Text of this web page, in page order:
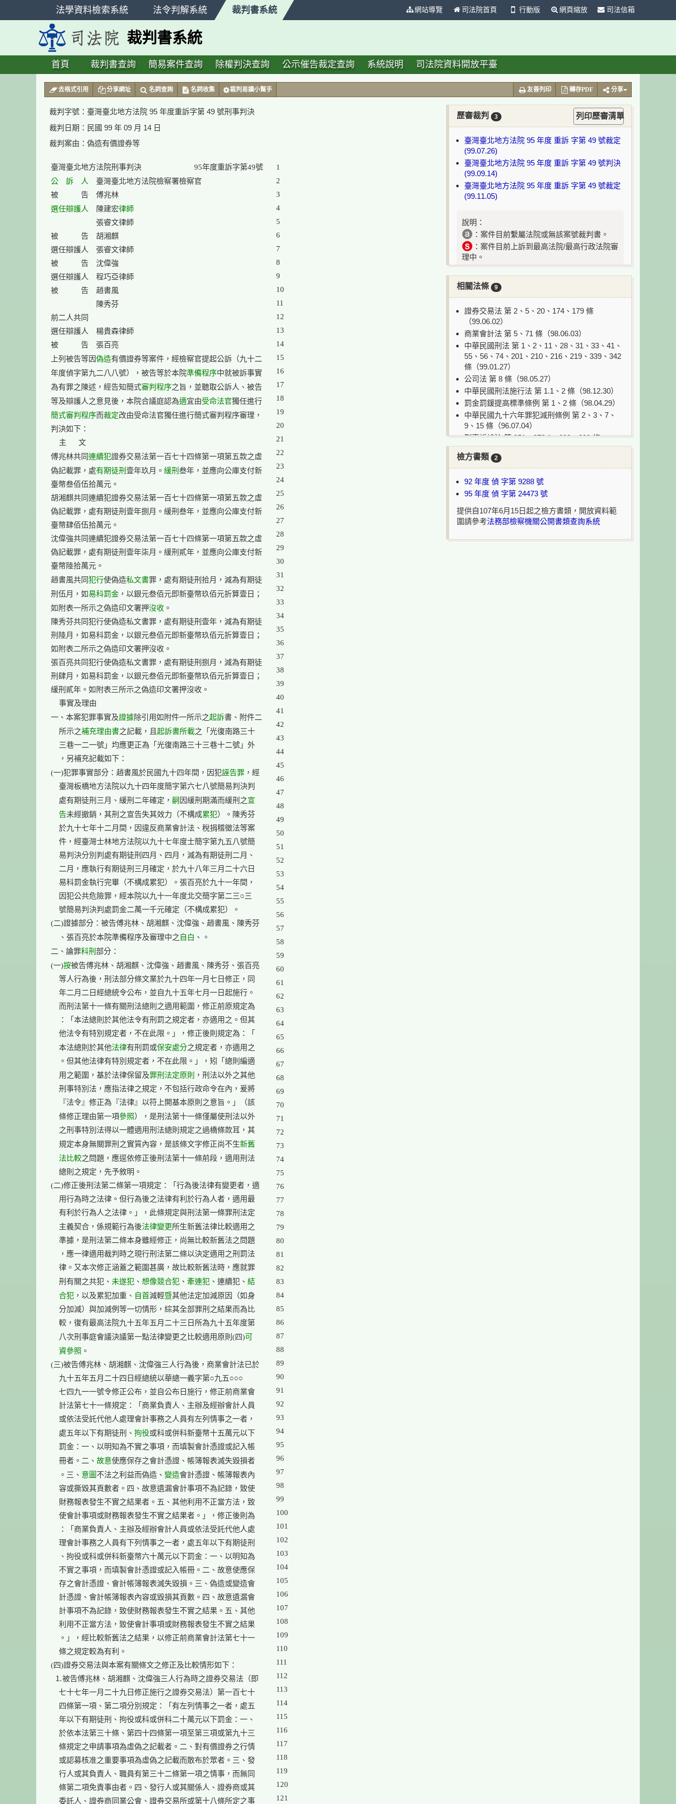
法學資料檢索系統 法令判解系統 裁判書系統 網站導覽 司法院首頁 行動版 網頁縮放 司法信箱
裁判書系統
首頁 裁判書查詢 簡易案件查詢 除權判決查詢 公示催告裁定查詢 系統說明 司法院資料開放平臺
去格式引用 分享網址 名詞查詢 名詞收集 裁判易讀小幫手 友善列印 轉存PDF 分享
裁判字號： 臺灣臺北地方法院 95 年度重訴字第 49 號刑事判決
裁判日期： 民國 99 年 09 月 14 日
裁判案由：偽造有價證券等
臺灣臺北地方法院刑事判決　　　　　　　95年度重訴字第49號
公　訴　人
臺灣臺北地方法院檢察署檢察官
被　　　告　傅兆林
選任辯護人 陳建宏律師
張睿文律師
被　　　告　胡湘麒
選任辯護人　張睿文律師
被　　　告　沈偉強
選任辯護人　程巧亞律師
被　　　告　趙書風
陳秀芬
前二人共同
選任辯護人　楊貴森律師
被　　　告　張百亮
上列被告等因 偽造有價證券等案件，經檢察官提起公訴（九十二
年度偵字第九二八八號），被告等於本院準備程序中就被訴事實
為有罪之陳述，經告知簡式審判程序之旨，並聽取公訴人、被告
等及辯護人之意見後，本院合議庭認為適宜由 受命法官 獨任進行
簡式審判程序而裁定改由受命法官獨任進行簡式審判程序審理，
判決如下：
    主      文
傅兆林共同 連續犯證券交易法第一百七十四條第一項第五款之虛
偽記載罪，處有期徒刑 壹年玖月。 緩刑 叁年，並應向公庫支付新
臺幣叁佰伍拾萬元。
胡湘麒共同連續犯證券交易法第一百七十四條第一項第五款之虛
偽記載罪，處有期徒刑壹年捌月。緩刑叁年，並應向公庫支付新
臺幣肆佰伍拾萬元。
沈偉強共同連續犯證券交易法第一百七十四條第一項第五款之虛
偽記載罪，處有期徒刑壹年柒月。緩刑貳年，並應向公庫支付新
臺幣陸拾萬元。
趙書風共同 犯行使偽造私文書罪，處有期徒刑拾月，減為有期徒
刑伍月，如 易科罰金，以銀元叁佰元即新臺幣玖佰元折算壹日；
如附表一所示之偽造印文署押沒收。
陳秀芬共同犯行使偽造私文書罪，處有期徒刑壹年，減為有期徒
刑陸月，如易科罰金，以銀元叁佰元即新臺幣玖佰元折算壹日；
如附表二所示之偽造印文署押沒收。
張百亮共同犯行使偽造私文書罪，處有期徒刑捌月，減為有期徒
刑肆月，如易科罰金，以銀元叁佰元即新臺幣玖佰元折算壹日；
緩刑貳年。如附表三所示之偽造印文署押沒收。
    事實及理由
一、本案犯罪事實及證據除引用如附件一所示之起訴書、附件二
    所示之
補充理由書之記載，且 起訴書所載之「光復南路三十
    三巷一二一號」均應更正為「光復南路三十三巷十二號」外
    ，另補充記載如下：
(一)犯罪事實部分：趙書風於民國九十四年間，因犯誣告罪，經
    臺灣板橋地方法院以九十四年度簡字第六七八號簡易判決判
    處有期徒刑三月、緩刑二年確定，
嗣 因緩刑期滿而緩刑之 宣
    告
未經撤銷，其刑之宣告失其效力（不構成累犯）。陳秀芬
    於九十七年十二月間，因違反商業會計法、稅捐稽徵法等案
    件，經臺灣士林地方法院以九十七年度士簡字第九五八號簡
    易判決分別判處有期徒刑四月、四月，減為有期徒刑二月、
    二月，應執行有期徒刑三月確定，於九十八年三月二十六日
    易科罰金執行完畢（不構成累犯）。張百亮於九十一年間，
    因犯公共危險罪，經本院以九十一年度北交簡字第二三○三
    號簡易判決判處罰金二萬一千元確定（不構成累犯）。
(二)證據部分：被告傅兆林、胡湘麒、沈偉強、趙書風、陳秀芬
    、張百亮於本院準備程序及審理中之
自白 、。
二、論罪科刑 部分：
(一)按被告傅兆林、胡湘麒、沈偉強、趙書風、陳秀芬、張百亮
    等人行為後，刑法部分條文業於九十四年一月七日修正，同
    年二月二日經總統令公布，並自九十五年七月一日起施行。
    而刑法第十一條有關刑法總則之適用範圍，修正前原規定為
    ：「本法總則於其他法令有刑罰之規定者，亦適用之。但其
    他法令有特別規定者，不在此限。」，修正後則規定為：「
    本法總則於其他
法律有刑罰或保安處分之規定者，亦適用之
    。但其他法律有特別規定者，不在此限。」，矧「總則編適
    用之範圍，基於法律保留及
罪刑法定原則
，刑法以外之其他
    刑事特別法，應指法律之規定，不包括行政命令在內，爰將
    『法令』修正為『法律』以符上開基本原則之意旨。」（該
    條修正理由第一項
參照 ），是刑法第十一條僅屬使刑法以外
    之刑事特別法得以一體適用刑法總則規定之過橋條款耳，其
    規定本身無關罪刑之實質內容，是該條文字修正尚不生
新舊
    法比較
之問題，應逕依修正後刑法第十一條前段，適用刑法
    總則之規定，先予敘明。
(二)修正後刑法第二條第一項規定：「行為後法律有變更者，適
    用行為時之法律。但行為後之法律有利於行為人者，適用最
    有利於行為人之法律。」，此條規定與刑法第一條罪刑法定
    主義契合，係規範行為後
法律變更所生新舊法律比較適用之
    準據，是刑法第二條本身雖經修正，尚無比較新舊法之問題
    ，應一律適用裁判時之現行刑法第二條以決定適用之刑罰法
    律。又本次修正涵蓋之範圍甚廣，故比較新舊法時，應就罪
    刑有關之共犯、
未遂犯、 想像競合犯、 牽連犯、連續犯、 結
    合犯
，以及累犯加重、 自首減輕暨其他法定加減原因（如身
    分加減）與加減例等一切情形，綜其全部罪刑之結果而為比
    較，復有最高法院九十五年五月二十三日所為九十五年度第
    八次刑事庭會議決議第一點法律變更之比較適用原則(四)
可
    資參照
。
(三)被告傅兆林、胡湘麒、沈偉強三人行為後，商業會計法已於
    九十五年五月二十四日經總統以華總一義字第○九五○○○
    七四九一一號令修正公布，並自公布日施行，修正前商業會
    計法第七十一條規定：「商業負責人、主辦及經辦會計人員
    或依法受託代他人處理會計事務之人員有左列情事之一者，
    處五年以下有期徒刑、
拘役或科或併科新臺幣十五萬元以下
    罰金：一、以明知為不實之事項，而填製會計憑證或記入帳
    冊者。二、
故意使應保存之會計憑證、帳簿報表滅失毀損者
    。三、
意圖 不法之利益而偽造、 變造會計憑證、帳簿報表內
    容或撕毀其頁數者。四、故意遺漏會計事項不為記錄，致使
    財務報表發生不實之結果者。五、其他利用不正當方法，致
    使會計事項或財務報表發生不實之結果者。」，修正後則為
    ：「商業負責人、主辦及經辦會計人員或依法受託代他人處
    理會計事務之人員有下列情事之一者，處五年以下有期徒刑
    、拘役或科或併科新臺幣六十萬元以下罰金：一、以明知為
    不實之事項，而填製會計憑證或記入帳冊。二、故意使應保
    存之會計憑證、會計帳簿報表滅失毀損。三、偽造或變造會
    計憑證、會計帳簿報表內容或毀損其頁數。四、故意遺漏會
    計事項不為記錄，致使財務報表發生不實之結果。五、其他
    利用不正當方法，致使會計事項或財務報表發生不實之結果
    。」，經比較新舊法之結果，以修正前商業會計法第七十一
    條之規定較為有利。
(四)證券交易法與本案有關條文之修正及比較情形如下：
  ⒈被告傅兆林、胡湘麒、沈偉強三人行為時之證券交易法（即
    七十七年一月二十九日修正施行之證券交易法）第一百七十
    四條第一項、第二項分別規定：「有左列情事之一者，處五
    年以下有期徒刑、拘役或科或併科二十萬元以下罰金：一、
    於依本法第三十條、第四十四條第一項至第三項或第九十三
    條規定之申請事項為虛偽之記載者。二、對有價證券之行情
    或認募核准之重要事項為虛偽之記載而散布於眾者。三、發
    行人或其負責人、職員有第三十二條第一項之情事，而無同
    條第二項免責事由者。四、發行人或其關係人、證券商或其
    委託人、證券商同業公會、證券交易所或第十八條所定之事
1
2
3
4
5
6
7
8
9
10
11
12
13
14
15
16
17
18
19
20
21
22
23
24
25
26
27
28
29
30
31
32
33
34
35
36
37
38
39
40
41
42
43
44
45
46
47
48
49
50
51
52
53
54
55
56
57
58
59
60
61
62
63
64
65
66
67
68
69
70
71
72
73
74
75
76
77
78
79
80
81
82
83
84
85
86
87
88
89
90
91
92
93
94
95
96
97
98
99
100
101
102
103
104
105
106
107
108
109
110
111
112
113
114
115
116
117
118
119
120
121
歷審裁判 3 列印歷審清單
臺灣臺北地方法院 95 年度 重訴 字第 49 號裁定
(99.07.26)
臺灣臺北地方法院 95 年度 重訴 字第 49 號判決
(99.09.14)
臺灣臺北地方法院 95 年度 重訴 字第 49 號裁定
(99.11.05)
說明：
：案件目前繫屬法院或無該案號裁判書。
：案件目前上訴到最高法院/最高行政法院審
理中。
相關法條 9
證券交易法 第 2、5、20、174、179 條
（99.06.02）
商業會計法 第 5、71 條（98.06.03）
中華民國刑法 第 1、2、11、28、31、33、41、
55、56、74、201、210、216、219、339、342
條（99.01.27）
公司法 第 8 條（98.05.27）
中華民國刑法施行法 第 1.1、2 條（98.12.30）
罰金罰鍰提高標準條例 第 1、2 條（98.04.29）
中華民國九十六年罪犯減刑條例 第 2、3、7、
9、15 條（96.07.04）
刑事訴訟法 第 251、273.1、299、300 條
（99.06.23）
現行法規所定貨幣單位折算新臺幣條例 第 2 條
（81.07.17）
檢方書類 2
92 年度 偵 字第 9288 號
95 年度 偵 字第 24473 號
提供自107年6月15日起之檢方書類，開放資料範
圍請參考法務部檢察機關公開書類查詢系統